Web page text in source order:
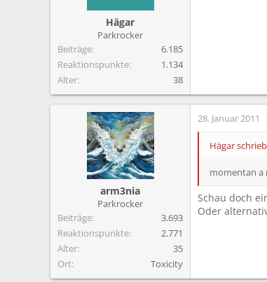
Hägar
Parkrocker
Beiträge
6.185
Reaktionspunkte
1.134
Alter
38
arm3nia
Parkrocker
Beiträge
3.693
Reaktionspunkte
2.771
Alter
35
Ort
Toxicity
28. Januar 2011
Hägar
momentan a
Schau doch
Oder